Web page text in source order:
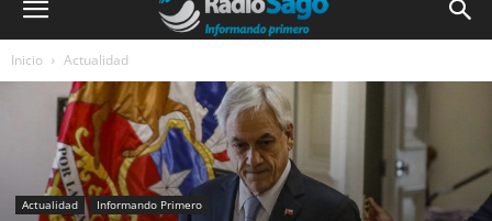
Inicio Actualidad
Actualidad Informando Primero